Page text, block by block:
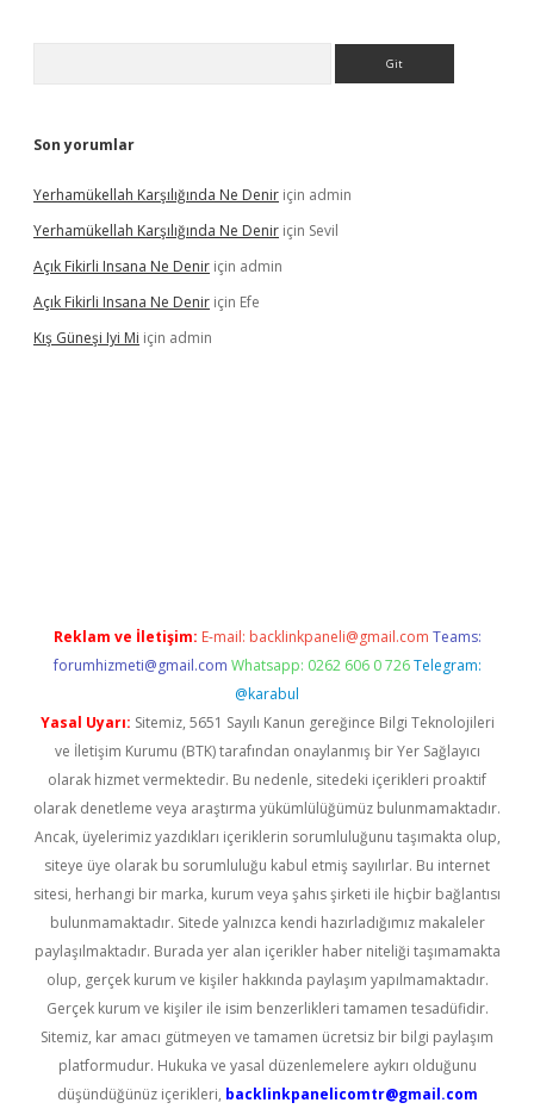
Son yorumlar
Yerhamükellah Karşılığında Ne Denir için admin
Yerhamükellah Karşılığında Ne Denir için Sevil
Açık Fikirli Insana Ne Denir için admin
Açık Fikirli Insana Ne Denir için Efe
Kış Güneşi Iyi Mi için admin
Reklam ve İletişim: E-mail: backlinkpaneli@gmail.com Teams:
forumhizmeti@gmail.com Whatsapp: 0262 606 0 726 Telegram:
@karabul
Yasal Uyarı: Sitemiz, 5651 Sayılı Kanun gereğince Bilgi Teknolojileri
ve İletişim Kurumu (BTK) tarafından onaylanmış bir Yer Sağlayıcı
olarak hizmet vermektedir. Bu nedenle, sitedeki içerikleri proaktif
olarak denetleme veya araştırma yükümlülüğümüz bulunmamaktadır.
Ancak, üyelerimiz yazdıkları içeriklerin sorumluluğunu taşımakta olup,
siteye üye olarak bu sorumluluğu kabul etmiş sayılırlar. Bu internet
sitesi, herhangi bir marka, kurum veya şahıs şirketi ile hiçbir bağlantısı
bulunmamaktadır. Sitede yalnızca kendi hazırladığımız makaleler
paylaşılmaktadır. Burada yer alan içerikler haber niteliği taşımamakta
olup, gerçek kurum ve kişiler hakkında paylaşım yapılmamaktadır.
Gerçek kurum ve kişiler ile isim benzerlikleri tamamen tesadüfidir.
Sitemiz, kar amacı gütmeyen ve tamamen ücretsiz bir bilgi paylaşım
platformudur. Hukuka ve yasal düzenlemelere aykırı olduğunu
düşündüğünüz içerikleri, backlinkpanelicomtr@gmail.com